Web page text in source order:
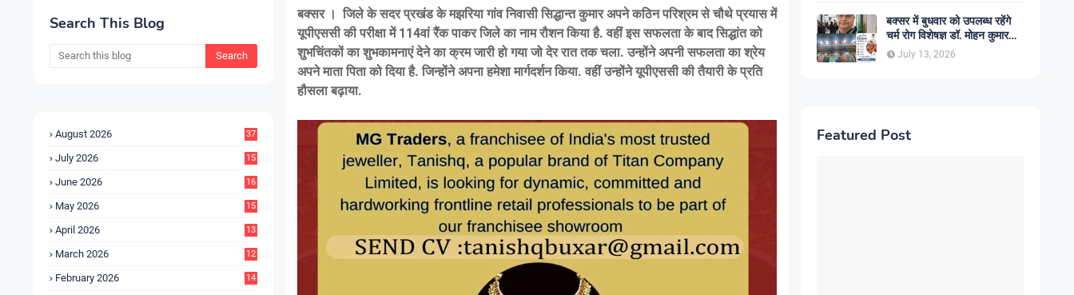
Search This Blog
August 2026 37
July 2026
15
June 2026
16
May 2026
15
April 2026
13
March 2026
12
February 2026
14
बक्सर । जिले के सदर प्रखंड के मझरिया गांव निवासी सिद्धान्त कुमार अपने कठिन परिश्रम से चौथे प्रयास में
यूपीएससी की परीक्षा में 114वां रैंक पाकर जिले का नाम रौशन किया है. वहीं इस सफलता के बाद सिद्धांत को
शुभचिंतकों का शुभकामनाएं देने का क्रम जारी हो गया जो देर रात तक चला. उन्होंने अपनी सफलता का श्रेय
अपने माता पिता को दिया है. जिन्होंने अपना हमेशा मार्गदर्शन किया. वहीं उन्होंने यूपीएससी की तैयारी के प्रति
हौसला बढ़ाया.
बक्सर में बुधवार को उपलब्ध रहेंगे
चर्म रोग विशेषज्ञ डॉ. मोहन कुमार
सिंह, प्रकाश यूरो क्लिनिक में होगा
परामर्श
July 13, 2026
Featured Post